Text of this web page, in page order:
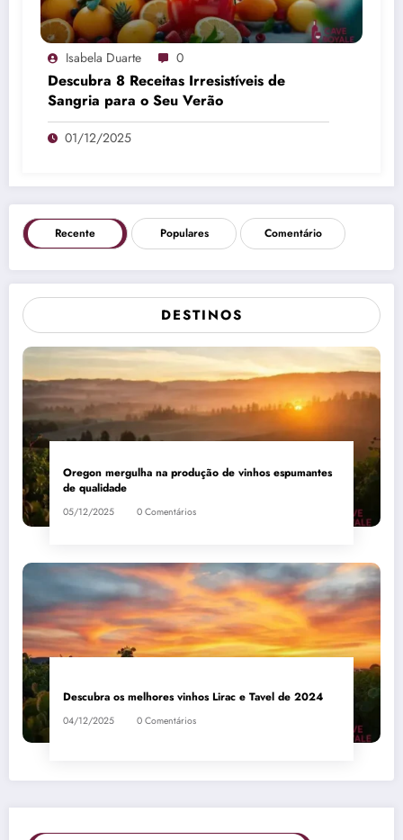
Isabela Duarte 0
Descubra 8 Receitas Irresistíveis de
Sangria para o Seu Verão
01/12/2025
Recente Populares Comentário
DESTINOS
Oregon mergulha na produção de vinhos espumantes
de qualidade
05/12/2025 0 Comentários
Descubra os melhores vinhos Lirac e Tavel de 2024
04/12/2025 0 Comentários